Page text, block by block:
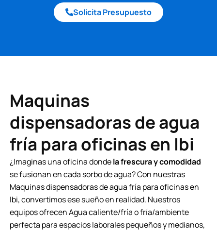
Solicita Presupuesto
Maquinas
dispensadoras de agua
fría para oficinas en Ibi
¿Imaginas una oficina dondela frescura y comodidad
se fusionan en cada sorbo de agua? Con nuestras
Maquinas dispensadoras de agua fría para oficinas en
Ibi, convertimos ese sueño en realidad. Nuestros
equipos ofrecen Agua caliente/fría o fría/ambiente
perfecta para espacios laborales pequeños y medianos,